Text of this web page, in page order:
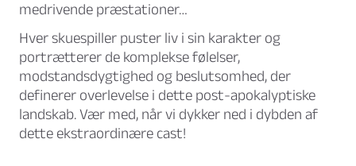
medrivende præstationer…
Hver skuespiller puster liv i sin karakter og
portrætterer de komplekse følelser,
modstandsdygtighed og beslutsomhed, der
definerer overlevelse i dette post-apokalyptiske
landskab. Vær med, når vi dykker ned i dybden af
dette ekstraordinære cast!